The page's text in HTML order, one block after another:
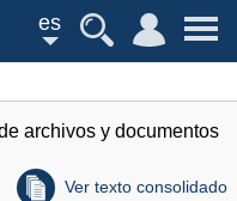
es
archivos y documentos
Ver texto consolidado